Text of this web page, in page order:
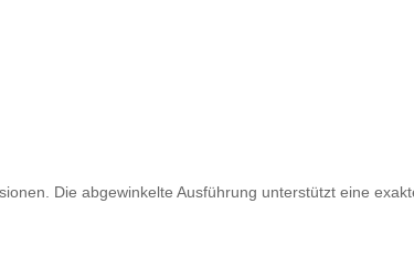
Die abgewinkelte Ausführung unterstützt eine